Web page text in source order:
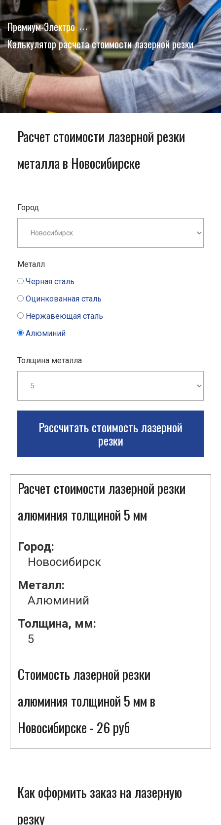
Премиум-Электро
Калькулятор расчета стоимости лазерной резки
Расчет стоимости лазерной резки
металла в Новосибирске
Город
Металл
Черная сталь
Оцинкованная сталь
Нержавеющая сталь
Алюминий
Толщина металла
Рассчитать стоимость лазерной
резки
Расчет стоимости лазерной резки
алюминия толщиной 5 мм
Город:
Новосибирск
Металл:
Алюминий
Толщина, мм:
5
Стоимость лазерной резки
алюминия толщиной 5 мм в
Новосибирске - 26 руб
Как оформить заказ на лазерную
резку